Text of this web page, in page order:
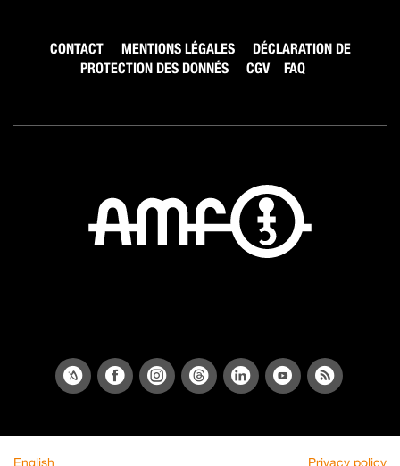
CONTACT MENTIONS LÉGALES
DÉCLARATION DE
PROTECTION DES DONNÉS
CGV FAQ
English Privacy policy